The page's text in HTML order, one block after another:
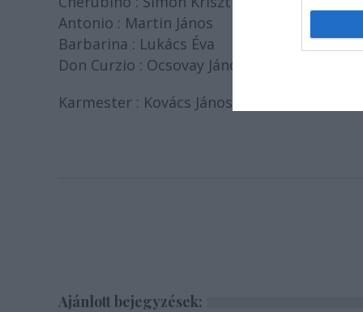
Antonio : Martin János
Barbarina : Lukács Éva
Don Curzio : Ocsovay János
Karmester : Kovács János
Ajánlott bejegyzések: